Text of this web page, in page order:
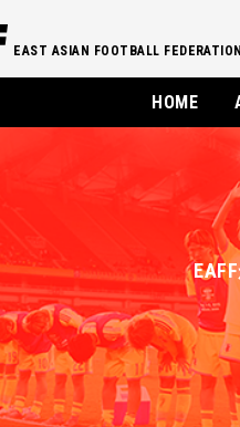
EAST ASIAN FOOTBALL FEDERATION
HOME